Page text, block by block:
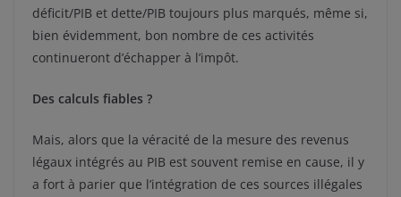
déficit/PIB et dette/PIB toujours plus marqués, même si,
bien évidemment, bon nombre de ces activités
continueront d’échapper à l’impôt.
Des calculs fiables ?
Mais, alors que la véracité de la mesure des revenus
légaux intégrés au PIB est souvent remise en cause, il y
a fort à parier que l’intégration de ces sources illégales